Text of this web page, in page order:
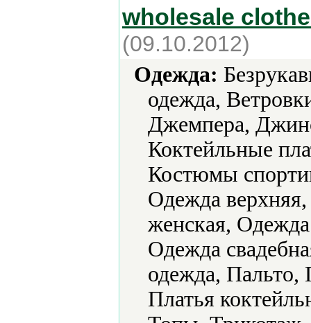
wholesale
(09.10.2012)
Одежда:
одежда,
Джемпера,
Коктейльные
Костюмы
Одежда
женская,
Одежда
одежда, Пальто,
Платья